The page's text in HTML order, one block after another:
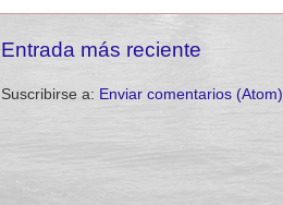
Entrada más reciente
Suscribirse a: Enviar comentarios (Atom)